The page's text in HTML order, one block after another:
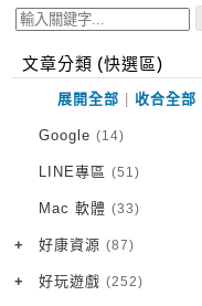
文章分類 (快選區)
展開全部 收合全部
Google (14)
LINE專區 (51)
Mac 軟體 (33)
+ 好康資源 (87)
VPN 翻牆
+ 好玩遊戲 (252)